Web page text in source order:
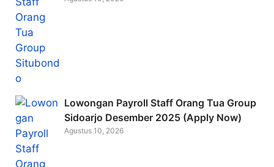
Lowongan Payroll Staff Orang Tua Group
Sidoarjo Desember 2025 (Apply Now)
Agustus 10, 2026